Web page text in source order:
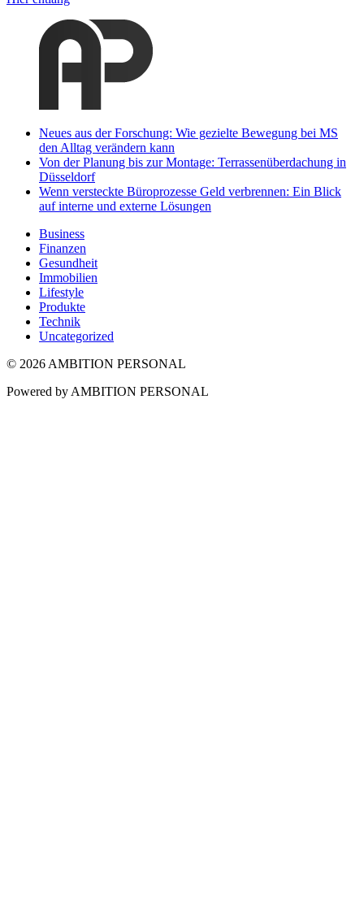
Neues aus der Forschung: Wie gezielte Bewegung bei MS
den Alltag verändern kann
Von der Planung bis zur Montage: Terrassenüberdachung in
Düsseldorf
Wenn versteckte Büroprozesse Geld verbrennen: Ein Blick
auf interne und externe Lösungen
Business
Finanzen
Gesundheit
Immobilien
Lifestyle
Produkte
Technik
Uncategorized
© 2026 AMBITION PERSONAL
Powered by AMBITION PERSONAL